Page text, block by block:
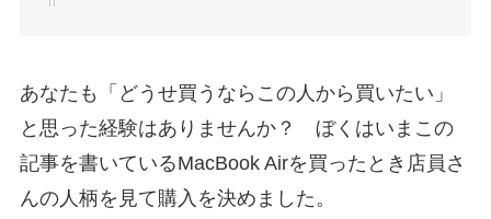
あなたも「どうせ買うならこの人から買いたい」
と思った経験はありませんか？ ぼくはいまこの
記事を書いているMacBook Airを買ったとき店員さ
んの人柄を見て購入を決めました。